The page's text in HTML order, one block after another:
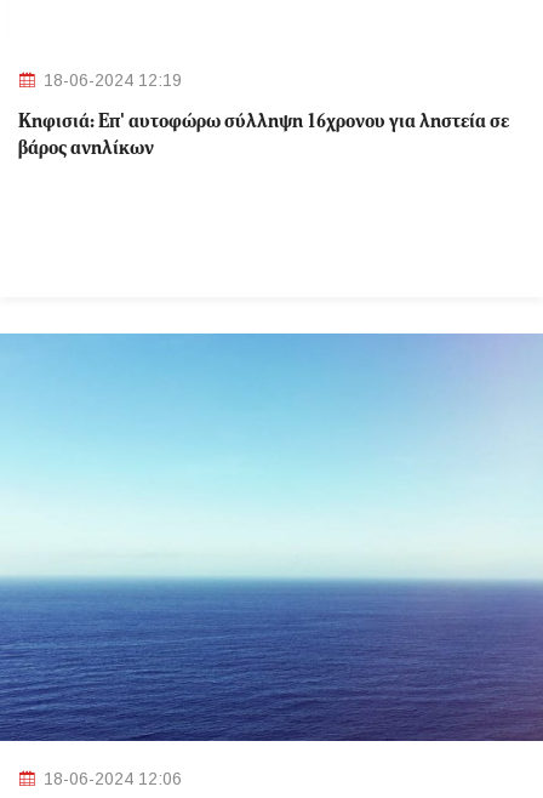
18-06-2024 12:19
Κηφισιά: Eπ' αυτοφώρω σύλληψη 16χρονου για ληστεία σε
βάρος ανηλίκων
18-06-2024 12:06